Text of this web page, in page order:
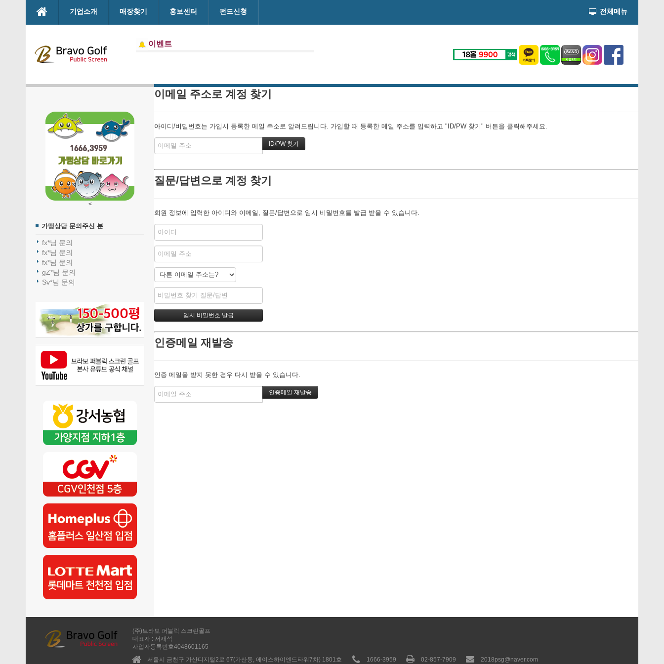
본문으로 바로가기
기업소개 매장찾기 홍보센터 펀드신청 전체메뉴
이벤트
<
가맹상담 문의주신 분
fx*님 문의
fx*님 문의
fx*님 문의
gZ*님 문의
Sv*님 문의
이메일 주소로 계정 찾기
아이디/비밀번호는 가입시 등록한 메일 주소로 알려드립니다. 가입할 때 등록한 메일 주소를 입력하고 "ID/PW 찾기" 버튼을 클릭해주세요.
질문/답변으로 계정 찾기
회원 정보에 입력한 아이디와 이메일, 질문/답변으로 임시 비밀번호를 발급 받을 수 있습니다.
인증메일 재발송
인증 메일을 받지 못한 경우 다시 받을 수 있습니다.
(주)브라보 퍼블릭 스크린골프
대표자 : 서재석
사업자등록번호4048601165
서울시 금천구 가산디지털2로 67(가산동, 에이스하이엔드타워7차) 1801호
1666-3959 02-857-7909 2018psg@naver.com